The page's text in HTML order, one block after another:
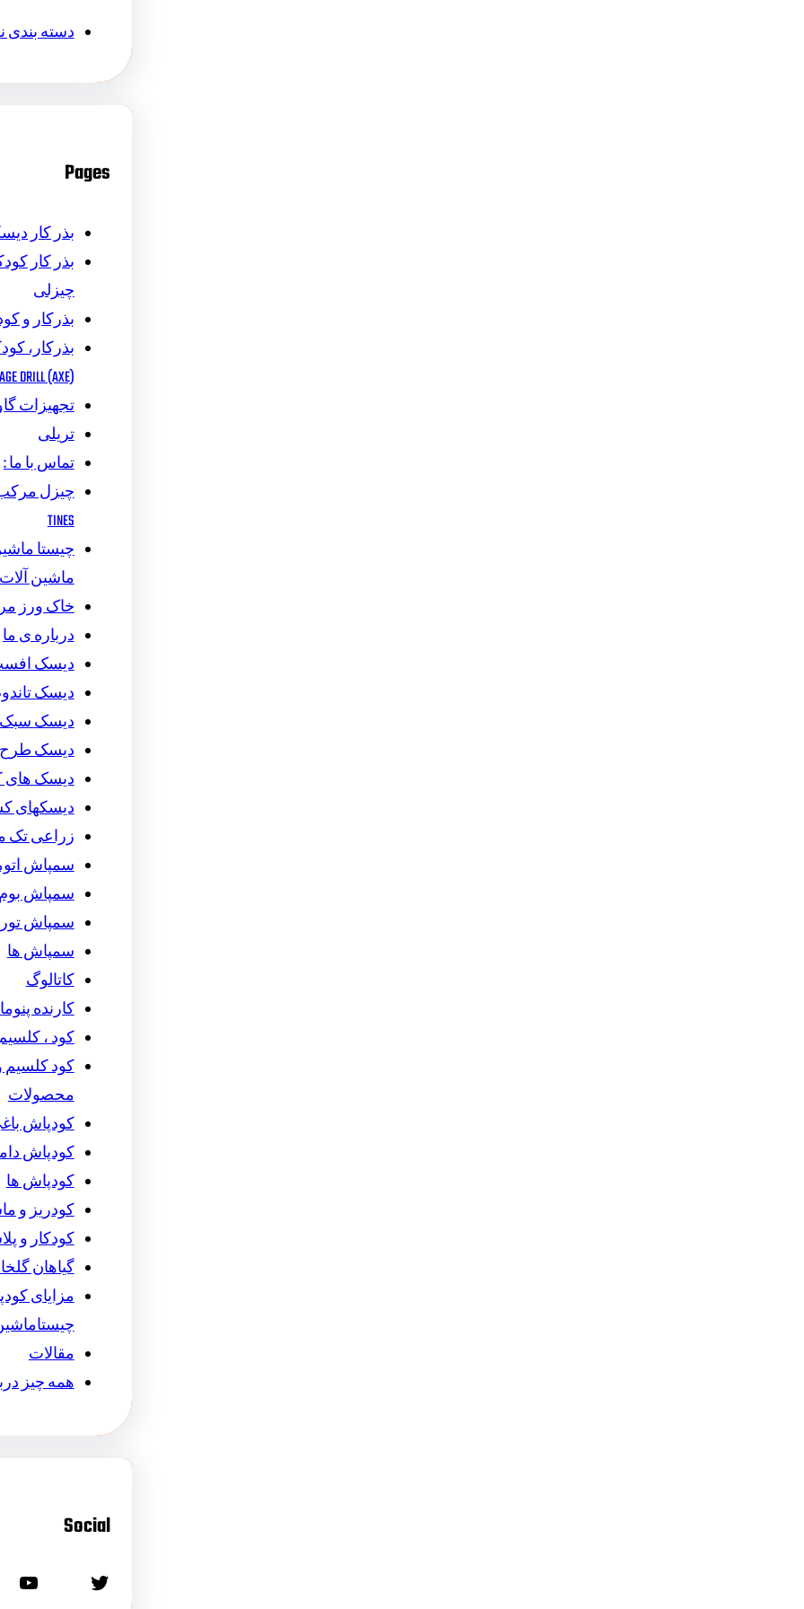
دسته بندی
Pages
بذر کار
بذر کار
چیزلی
بذرکار و
بذرکار،
DRILL (AXE)
تجهیزات
تریلی
تماس با ما :
TINES
چیستا
ماشین
خاک ورز
درباره ی ما
دیسک
دیسک
دیسک
دیسک طرح
دیسک های
دیسکهای
زراعی تک
سمپاش
سمپاش
سمپاش
سمپاش ها
کاتالوگ
کارنده
کود ،
کود کلسیم
محصولات
کودپاش
کودپاش
کودپاش ها
کودریز و
کودکار و
گیاهان
مزایای
مقالات
همه چیز
Social